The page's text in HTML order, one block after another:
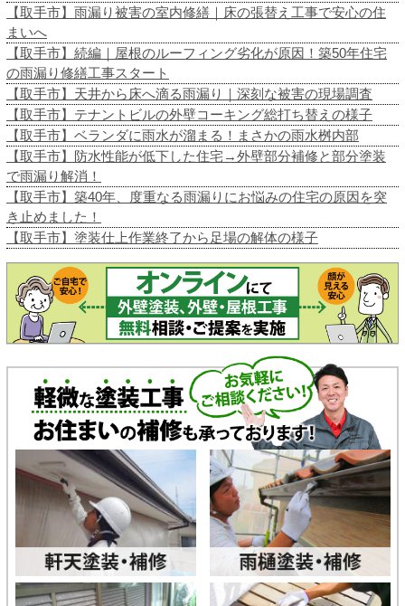
【取手市】雨漏り被害の室内修繕｜床の張替え工事で安心の住
まいへ
【取手市】続編｜屋根のルーフィング劣化が原因！築50年住宅
の雨漏り修繕工事スタート
【取手市】天井から床へ滴る雨漏り｜深刻な被害の現場調査
【取手市】テナントビルの外壁コーキング総打ち替えの様子
【取手市】ベランダに雨水が溜まる！まさかの雨水桝内部
【取手市】防水性能が低下した住宅→外壁部分補修と部分塗装
で雨漏り解消！
【取手市】築40年、度重なる雨漏りにお悩みの住宅の原因を突
き止めました！
【取手市】塗装仕上作業終了から足場の解体の様子